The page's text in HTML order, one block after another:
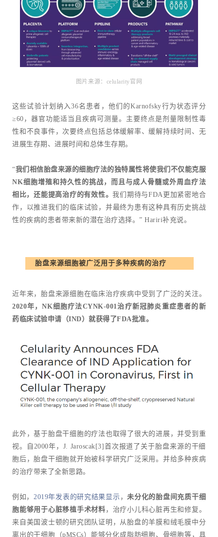
图片来源：celularity官网
这些试验计划纳入36名患者，他们的Karnofsky行为状态评分
≥60，器官功能适当且疾病可测量。主要终点是剂量限制性毒
性和不良事件，次要终点包括总体缓解率、缓解持续时间、无
进展生存期、进展时间和总体生存期。
“我们相信胎盘来源的细胞疗法的独特属性将使我们不仅能克服
NK细胞增殖和持久性的挑战，而且与成人骨髓或外周血疗法
相比，还能提高治疗的有效性。我们期待与FDA更加紧密地合
作，以推进我们的临床试验，并最终为患有这种具有历史挑战
性的疾病的患者带来新的潜在治疗选择。” Hariri补充说。
胎盘来源细胞被广泛用于多种疾病的治疗
近年来，胎盘来源细胞在临床治疗疾病中受到了广泛的关注。
2020年，NK细胞疗法CYNK-001治疗新冠肺炎重症患者的新
药临床试验申请（IND）就获得了FDA批准。
此外，基于胎盘干细胞的疗法也取得了很大的进展，并受到重
视。自2000年，J. Jaroscak[3]首次报道了关于胎盘来源的干细
胞后，胎盘干细胞就开始被科学研究广泛采用。并给多种疾病
的治疗带来了全新思路。
例如， 2019年发表的研究结果显示 ， 未分化的胎盘间充质干细
胞能够用于心脏移植手术材料 ，治疗小儿科心脏再生和修复。
来自美国波士顿的研究团队证明，从胎盘的羊膜和绒毛膜中分
离出的干细胞（pMSCs）能够分化成脂肪细胞、骨细胞等，具